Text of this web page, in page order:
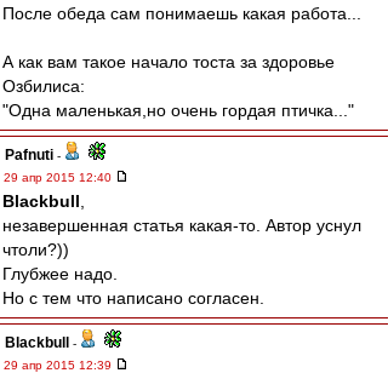
После обеда сам понимаешь какая работа...
А как вам такое начало тоста за здоровье
Озбилиса:
"Одна маленькая,но очень гордая птичка..."
Pafnuti -
29 апр 2015 12:40
Blackbull
незавершенная статья какая-то. Автор уснул
чтоли?))
Глубжее надо.
Но с тем что написано согласен.
Blackbull
-
29 апр 2015 12:39